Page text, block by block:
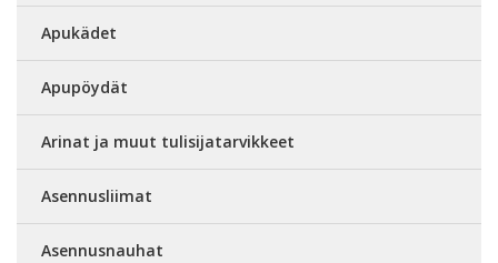
Apukädet
Apupöydät
Arinat ja muut tulisijatarvikkeet
Asennusliimat
Asennusnauhat